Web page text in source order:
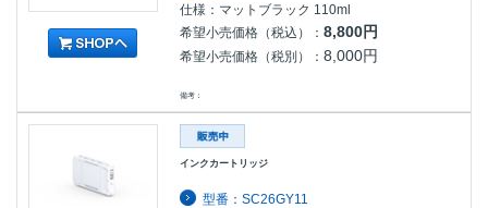
仕様：マットブラック 110ml
希望小売価格（税込）： 8,800円
希望小売価格（税別）： 8,000円
備考：
インクカートリッジ
型番：SC26GY11